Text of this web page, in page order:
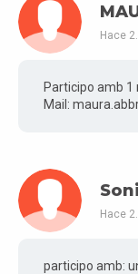
Hace
Participo amb 1
Mail:
Hace
participo amb: